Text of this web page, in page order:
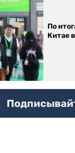
По
Китае